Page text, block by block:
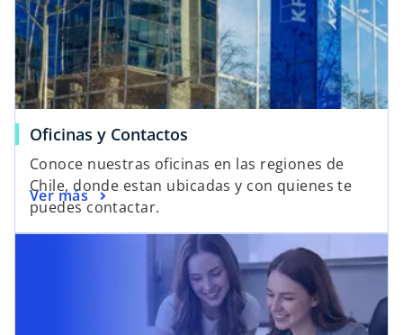
Oficinas y Contactos
Conoce nuestras oficinas en las regiones de
Chile, donde estan ubicadas y con quienes te
puedes contactar.
Ver más